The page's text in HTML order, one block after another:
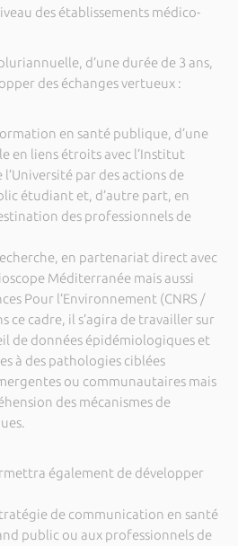
des établissements médico-
d’une durée de 3 ans,
des échanges vertueux :
en santé publique, d’une
en liens étroits avec l’Institut
par des actions de
étudiant et, d’autre part, en
des professionnels de
en partenariat direct avec
Méditerranée mais aussi
Pour l’Environnement (CNRS /
ce cadre, il s’agira de travailler sur
de données épidémiologiques et
à des pathologies ciblées
ou communautaires mais
des mécanismes de
également de développer
de communication en santé
public ou aux professionnels de